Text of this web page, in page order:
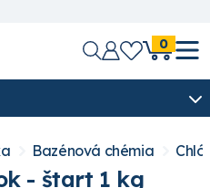
0
Bazénová chémia
- štart 1 kg